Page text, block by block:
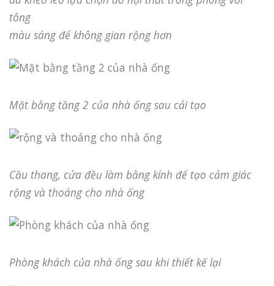
tông
màu sáng để không gian rộng hơn
Mặt bằng tầng 2 của nhà ống sau cải tạo
Cầu thang, cửa đều làm bằng kính để tạo cảm giác
rộng và thoáng cho nhà ống
Phòng khách của nhà ống sau khi thiết kế lại